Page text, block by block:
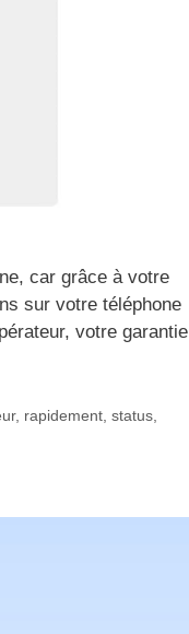
car grâce à votre
sur votre téléphone
votre garantie
, rapidement, status,